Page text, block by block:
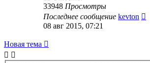
33948 Просмотры
Последнее сообщение kevton
08 авг 2015, 07:21
Новая тема